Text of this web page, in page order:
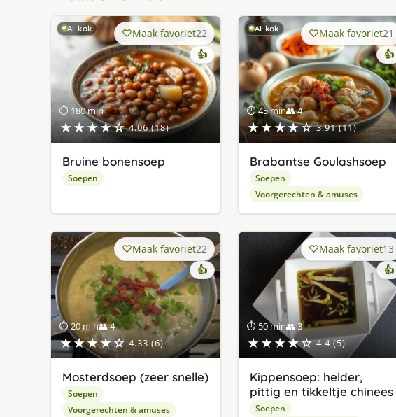
AI-kok
⏱ 180 min
★★★★☆ 4.06 (18)
Maak favoriet22
👍
Bruine bonensoep
Soepen
AI-kok
⏱ 45 min👥 4
★★★★☆ 3.91 (11)
Maak favoriet21
👍
Brabantse Goulashsoep
Soepen
Voorgerechten & amuses
⏱ 20 min👥 4
★★★★☆ 4.33 (6)
Maak favoriet22
👍
Mosterdsoep (zeer snelle)
Soepen
Voorgerechten & amuses
⏱ 50 min👥 3
★★★★☆ 4.4 (5)
Maak favoriet13
👍
Kippensoep: helder,
pittig en tikkeltje chinees
Soepen